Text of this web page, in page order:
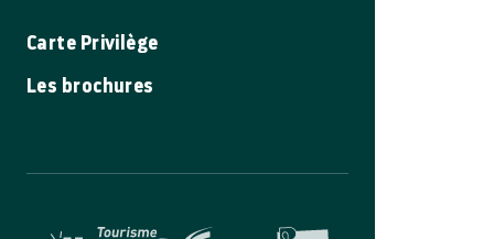
Carte Privilège
Les brochures